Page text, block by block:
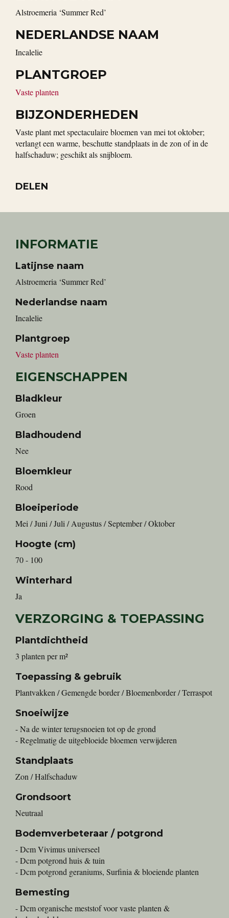
Alstroemeria ‘Summer Red’
NEDERLANDSE NAAM
Incalelie
PLANTGROEP
Vaste planten
BIJZONDERHEDEN
Vaste plant met spectaculaire bloemen van mei tot oktober;
verlangt een warme, beschutte standplaats in de zon of in de
halfschaduw; geschikt als snijbloem.
DELEN
INFORMATIE
Latijnse naam
Alstroemeria ‘Summer Red’
Nederlandse naam
Incalelie
Plantgroep
Vaste planten
EIGENSCHAPPEN
Bladkleur
Groen
Bladhoudend
Nee
Bloemkleur
Rood
Bloeiperiode
Mei / Juni / Juli / Augustus / September / Oktober
Hoogte (cm)
70 - 100
Winterhard
Ja
VERZORGING & TOEPASSING
Plantdichtheid
3 planten per m²
Toepassing & gebruik
Plantvakken / Gemengde border / Bloemenborder / Terraspot
Snoeiwijze
- Na de winter terugsnoeien tot op de grond
- Regelmatig de uitgebloeide bloemen verwijderen
Standplaats
Zon / Halfschaduw
Grondsoort
Neutraal
Bodemverbeteraar / potgrond
- Dcm Vivimus universeel
- Dcm potgrond huis & tuin
- Dcm potgrond geraniums, Surfinia & bloeiende planten
Bemesting
- Dcm organische meststof voor vaste planten &